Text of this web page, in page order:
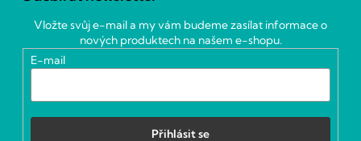
Vložte svůj e-mail a my vám budeme zasílat informace o
nových produktech na našem e-shopu.
E-mail
Přihlásit se